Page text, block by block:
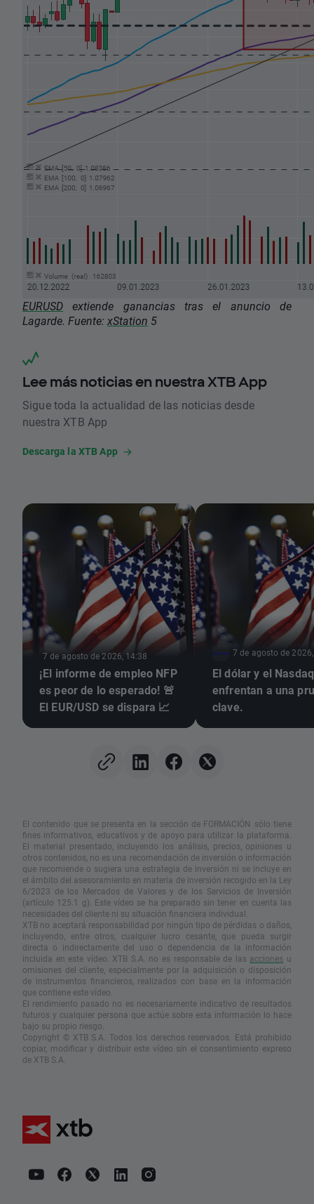
EURUSD extiende ganancias tras el anuncio de
Lagarde. Fuente: xStation 5
Lee más noticias en nuestra XTB App
Sigue toda la actualidad de las noticias desde
nuestra XTB App
Descarga la XTB App
7 de agosto de 2026, 14:38
¡El informe de empleo NFP
es peor de lo esperado! 🚨
El EUR/USD se dispara 📈
7 de agosto de
El dólar y el
enfrentan a una
clave.
El contenido que se presenta en la sección de FORMACIÓN sólo tiene
fines informativos, educativos y de apoyo para utilizar la plataforma.
El material presentado, incluyendo los análisis, precios, opiniones u
otros contenidos, no es una recomendación de inversión o información
que recomiende o sugiera una estrategia de inversión ni se incluye en
el ámbito del asesoramiento en materia de inversión recogido en la Ley
6/2023 de los Mercados de Valores y de los Servicios de Inversión
(artículo 125.1 g). Este vídeo se ha preparado sin tener en cuenta las
necesidades del cliente ni su situación financiera individual.
XTB no aceptará responsabilidad por ningún tipo de pérdidas o daños,
incluyendo, entre otros, cualquier lucro cesante, que pueda surgir
directa o indirectamente del uso o dependencia de la información
incluida en este vídeo. XTB S.A. no es responsable de las acciones u
omisiones del cliente, especialmente por la adquisición o disposición
de instrumentos financieros, realizados con base en la información
que contiene este vídeo.
El rendimiento pasado no es necesariamente indicativo de resultados
futuros y cualquier persona que actúe sobre esta información lo hace
bajo su propio riesgo.
Copyright © XTB S.A. Todos los derechos reservados. Está prohibido
copiar, modificar y distribuir este vídeo sin el consentimiento expreso
de XTB S.A.